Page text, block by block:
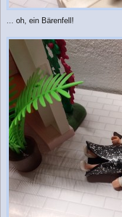
... oh, ein Bärenfell!